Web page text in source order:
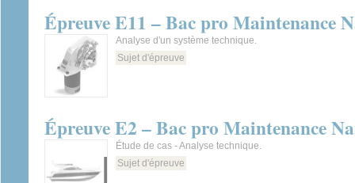
Épreuve E11 – Bac pro Maintenance
Analyse d'un système technique.
Sujet d'épreuve
Épreuve E2 – Bac pro Maintenance
Étude de cas - Analyse technique.
Sujet d'épreuve